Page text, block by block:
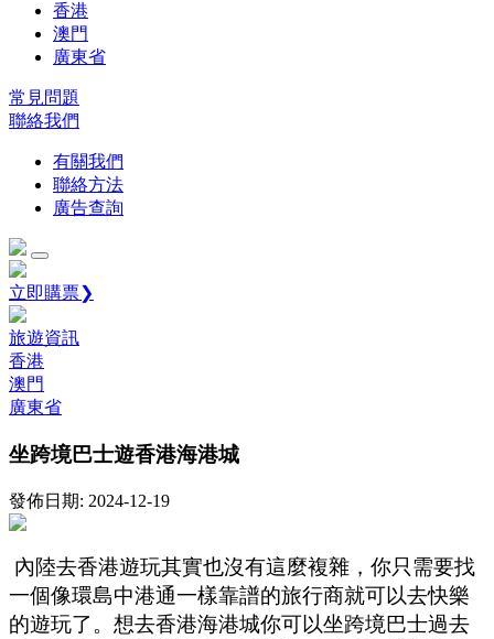
香港
澳門
廣東省
常見問題
聯絡我們
有關我們
聯絡方法
廣告查詢
立即購票❯
旅遊資訊
香港
澳門
廣東省
坐跨境巴士遊香港海港城
發佈日期: 2024-12-19
內陸去香港遊玩其實也沒有這麼複雜，你只需要找
一個像環島中港通一樣靠譜的旅行商就可以去快樂
的遊玩了。想去香港海港城你可以坐跨境巴士過去